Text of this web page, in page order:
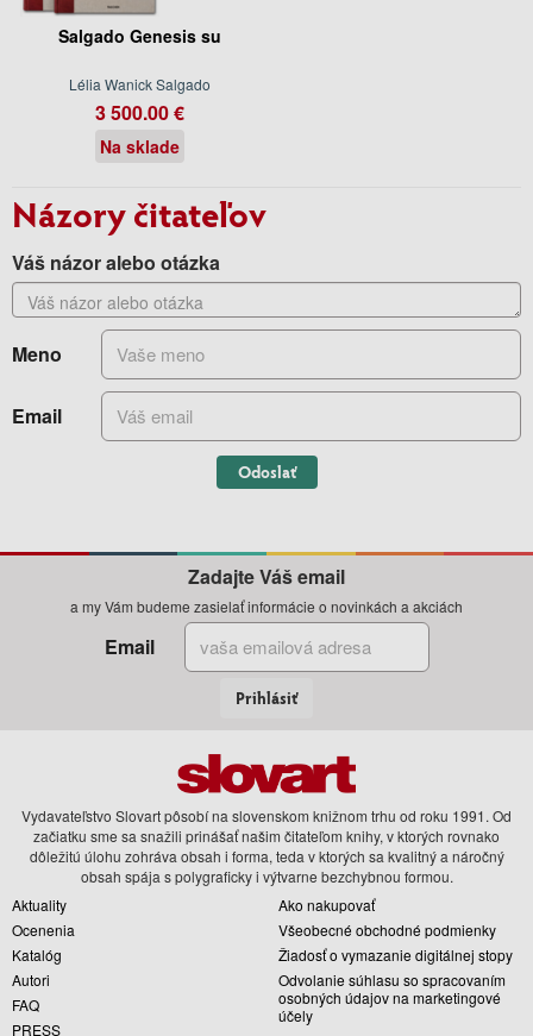
Salgado Genesis su
Lélia Wanick Salgado
3 500.00 €
Na sklade
Názory čitateľov
Váš názor alebo otázka
Meno
Email
Odoslať
Zadajte Váš email
a my Vám budeme zasielať informácie o novinkách a akciách
Email
Prihlásiť
Vydavateľstvo Slovart pôsobí na slovenskom knižnom trhu od roku 1991. Od
začiatku sme sa snažili prinášať našim čitateľom knihy, v ktorých rovnako
dôležitú úlohu zohráva obsah i forma, teda v ktorých sa kvalitný a náročný
obsah spája s polygraficky i výtvarne bezchybnou formou.
Aktuality
Ocenenia
Katalóg
Autori
FAQ
PRESS
Ako nakupovať
Všeobecné obchodné podmienky
Žiadosť o vymazanie digitálnej stopy
Odvolanie súhlasu so spracovaním
osobných údajov na marketingové
účely